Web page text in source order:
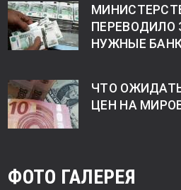
ПЕРЕВОДИЛО
НУЖНЫЕ
ЧТО
ЦЕН НА
ФОТО ГАЛЕРЕЯ